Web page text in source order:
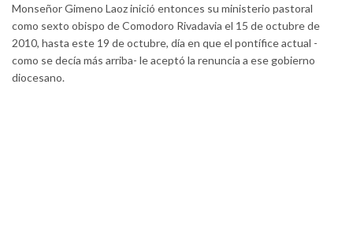
Monseñor Gimeno Laoz inició entonces su ministerio pastoral
como sexto obispo de Comodoro Rivadavia el 15 de octubre de
2010, hasta este 19 de octubre, día en que el pontífice actual -
como se decía más arriba- le aceptó la renuncia a ese gobierno
diocesano.